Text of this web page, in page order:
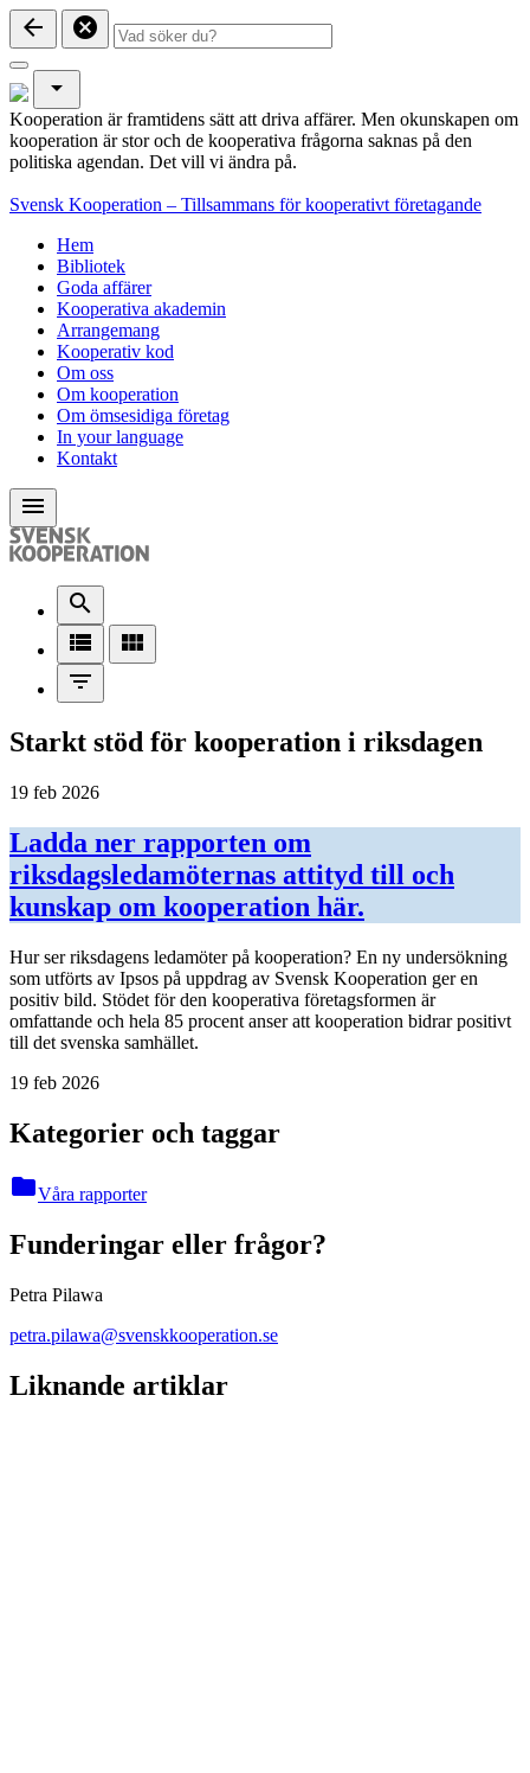
arrow_back cancel
arrow_drop_down
Kooperation är framtidens sätt att driva affärer. Men okunskapen om
kooperation är stor och de kooperativa frågorna saknas på den
politiska agendan. Det vill vi ändra på.
Svensk Kooperation – Tillsammans för kooperativt företagande
Hem
Bibliotek
Goda affärer
Kooperativa akademin
Arrangemang
Kooperativ kod
Om oss
Om kooperation
Om ömsesidiga företag
In your language
Kontakt
menu
search
view_list
view_module
filter_list
Starkt stöd för kooperation i riksdagen
19 feb 2026
Ladda ner rapporten om
riksdagsledamöternas attityd till och
kunskap om kooperation här.
Hur ser riksdagens ledamöter på kooperation? En ny undersökning
som utförts av Ipsos på uppdrag av Svensk Kooperation ger en
positiv bild. Stödet för den kooperativa företagsformen är
omfattande och hela 85 procent anser att kooperation bidrar positivt
till det svenska samhället.
19 feb 2026
Kategorier och taggar
folderVåra rapporter
Funderingar eller frågor?
Petra Pilawa
petra.pilawa@svenskkooperation.se
Liknande artiklar